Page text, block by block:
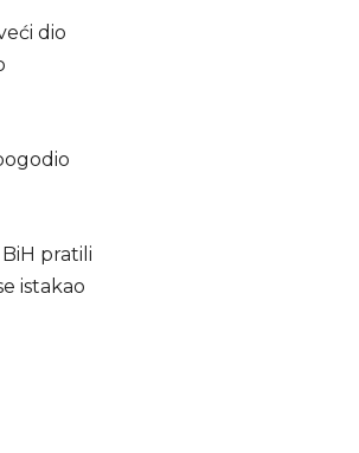
dio
pratili
istakao